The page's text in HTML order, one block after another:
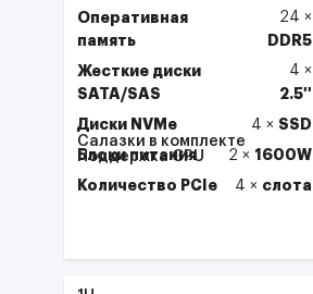
Оперативная
память
24 ×
DDR5
Жесткие диски
SATA/SAS
4 ×
2.5''
Диски NVMe
4 × SSD
Блоки питания
2 × 1600W
Количество PCIe
4 × слота
Салазки в комплекте
Поддержка GPU